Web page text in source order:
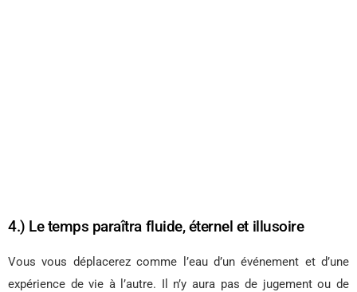
4.) Le temps paraîtra fluide, éternel et illusoire
Vous vous déplacerez comme l’eau d’un événement et d’une
expérience de vie à l’autre. Il n’y aura pas de jugement ou de